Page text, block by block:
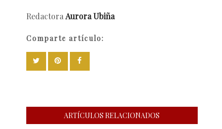
Redactora Aurora Ubiña
Comparte artículo:
ARTÍCULOS RELACIONADOS